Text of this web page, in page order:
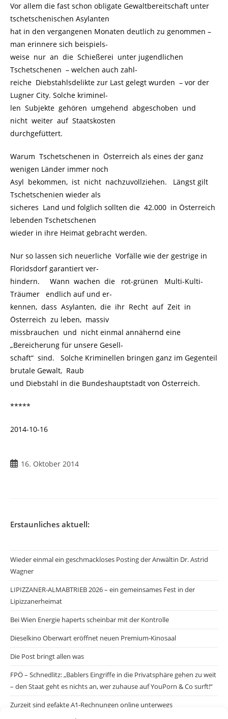
Vor allem die fast schon obligate Gewaltbereitschaft unter
tschetschenischen Asylanten
hat in den vergangenen Monaten deutlich zu genommen –
man erinnere sich beispiels-
weise nur an die Schießerei unter jugendlichen
Tschetschenen – welchen auch zahl-
reiche Diebstahlsdelikte zur Last gelegt wurden – vor der
Lugner City. Solche kriminel-
len Subjekte gehören umgehend abgeschoben und
nicht weiter auf Staatskosten
durchgefüttert.
Warum Tschetschenen in Österreich als eines der ganz
wenigen Länder immer noch
Asyl bekommen, ist nicht nachzuvollziehen. Längst gilt
Tschetschenien wieder als
sicheres Land und folglich sollten die 42.000 in Österreich
lebenden Tschetschenen
wieder in ihre Heimat gebracht werden.
Nur so lassen sich neuerliche Vorfälle wie der gestrige in
Floridsdorf garantiert ver-
hindern. Wann wachen die rot-grünen Multi-Kulti-
Träumer endlich auf und er-
kennen, dass Asylanten, die ihr Recht auf Zeit in
Österreich zu leben, massiv
missbrauchen und nicht einmal annähernd eine
„Bereicherung für unsere Gesell-
schaft“ sind. Solche Kriminellen bringen ganz im Gegenteil
brutale Gewalt, Raub
und Diebstahl in die Bundeshauptstadt von Österreich.
*****
2014-10-16
16. Oktober 2014
Erstaunliches aktuell:
Wieder einmal ein geschmackloses Posting der Anwältin Dr. Astrid
Wagner
LIPIZZANER-ALMABTRIEB 2026 – ein gemeinsames Fest in der
Lipizzanerheimat
Bei Wien Energie haperts scheinbar mit der Kontrolle
Dieselkino Oberwart eröffnet neuen Premium-Kinosaal
Die Post bringt allen was
FPÖ – Schnedlitz: „Bablers Eingriffe in die Privatsphäre gehen zu weit
– den Staat geht es nichts an, wer zuhause auf YouPorn & Co surft!“
Zurzeit sind gefakte A1-Rechnungen online unterwegs